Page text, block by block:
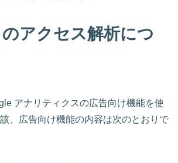
アクセス解析につ
アナリティクスの広告向け機能を使
、広告向け機能の内容は次のとおりで